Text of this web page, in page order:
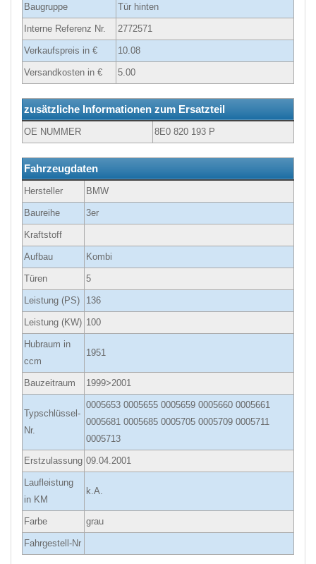
Baugruppe Tür hinten
Interne Referenz Nr. 2772571
Verkaufspreis in € 10.08
Versandkosten in € 5.00
zusätzliche Informationen zum Ersatzteil
OE NUMMER 8E0 820 193 P
Fahrzeugdaten
Hersteller BMW
Baureihe 3er
Kraftstoff
Aufbau Kombi
Türen 5
Leistung (PS) 136
Leistung (KW) 100
Hubraum in
ccm
1951
Bauzeitraum 1999>2001
Typschlüssel-
Nr.
0005653 0005655 0005659 0005660 0005661
0005681 0005685 0005705 0005709 0005711
0005713
Erstzulassung 09.04.2001
Laufleistung
in KM
k.A.
Farbe grau
Fahrgestell-Nr